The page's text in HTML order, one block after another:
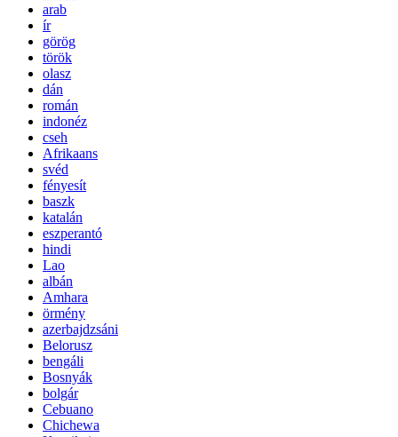
arab
ír
görög
török
olasz
dán
román
indonéz
cseh
Afrikaans
svéd
fényesít
baszk
katalán
eszperantó
hindi
Lao
albán
Amhara
örmény
azerbajdzsáni
Belorusz
bengáli
Bosnyák
bolgár
Cebuano
Chichewa